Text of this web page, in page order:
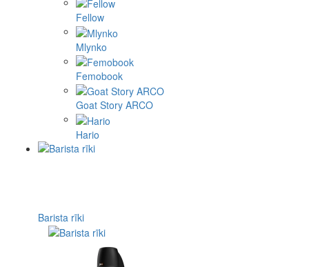
Fellow
Mlynko
Femobook
Goat Story ARCO
Hario
Barista rīki